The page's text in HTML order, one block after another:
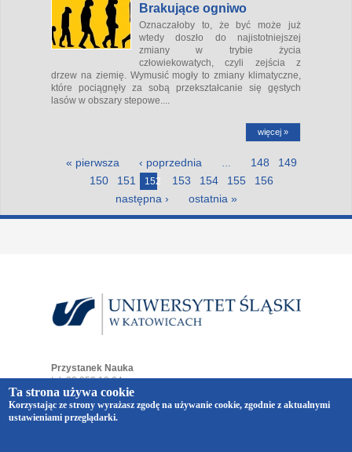
Brakujące ogniwo
Oznaczałoby to, że być może już
wtedy doszło do najistotniejszej
zmiany w trybie życia
człowiekowatych, czyli zejścia z
drzew na ziemię. Wymusić mogły to zmiany klimatyczne,
które pociągnęły za sobą przekształcanie się gęstych
lasów w obszary stepowe....
więcej »
« pierwsza ‹ poprzednia 148
149
150
151 152 153 154 155
156
następna ›
ostatnia »
Przystanek Nauka
tel. 32 359 19 64
e-mail:przystaneknauka@us.edu.pl
ul. Bankowa 12
40-007 Katowice
Ta strona używa cookie
Korzystając ze strony wyrażasz zgodę na używanie cookie, zgodnie z aktualnymi
ustawieniami przeglądarki.